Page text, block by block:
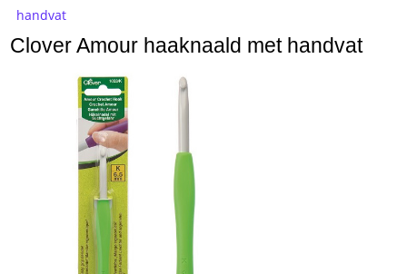
handvat
Clover Amour haaknaald met handvat